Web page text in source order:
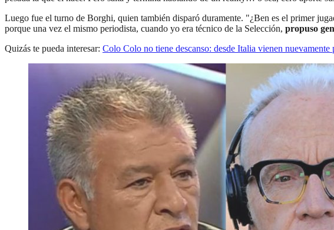
Luego fue el turno de Borghi, quien también disparó duramente. "¿Ben es el primer
porque una vez el mismo periodista, cuando yo era técnico de la Selección, propuso
Quizás te pueda interesar: Colo Colo no tiene descanso: desde Italia vienen nuevamente